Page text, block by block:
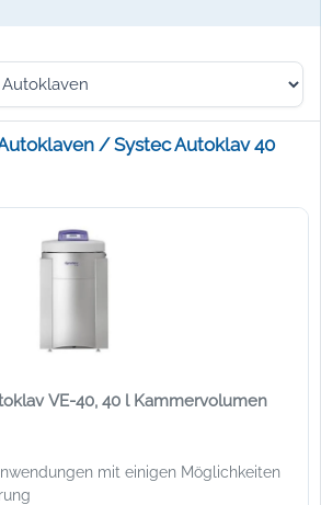
/ Systec Autoklav 40
VE-40, 40 l Kammervolumen
mit einigen Möglichkeiten